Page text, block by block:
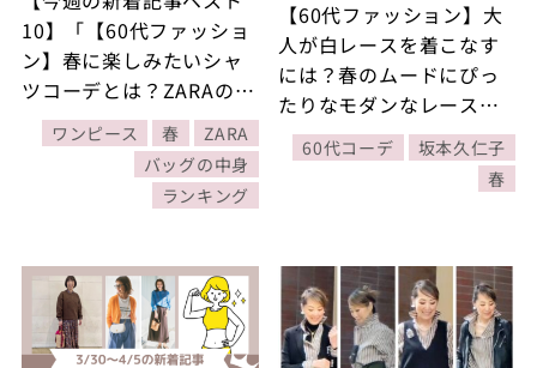
10】「【60代ファッショ
ン】春に楽しみたいシャ
ツコーデとは？ZARAのシ
ャツで着まわし4選」ほか
4/6～4/12に公開された記
事の人気ランキングをご
ワンピース 春
ZARA
バッグの中身
ランキング
【60代ファッション】大
人が白レースを着こなす
には？春のムードにぴっ
たりなモダンなレース使
いをスタイリスト・坂本
久仁子さんが披露！
60代コーデ
坂本久仁子
春